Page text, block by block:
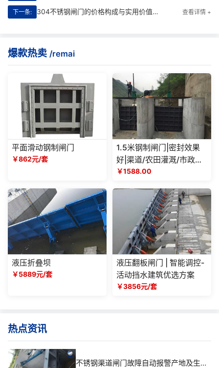
下一条: 304不锈钢闸门的价格构成与实用价值分析 查看详情 +
爆款热卖 /remai
平面滑动钢制闸门
￥862元/套
1.5米钢制闸门|密封效果
好|渠道/农田灌溉/市政水
利工程
￥1588.00
液压折叠坝
￥5889元/套
液压翻板闸门 | 智能调控-
活动挡水建筑优选方案
￥3856元/套
热点资讯
不锈钢渠道闸门故障自动报警产地及生产